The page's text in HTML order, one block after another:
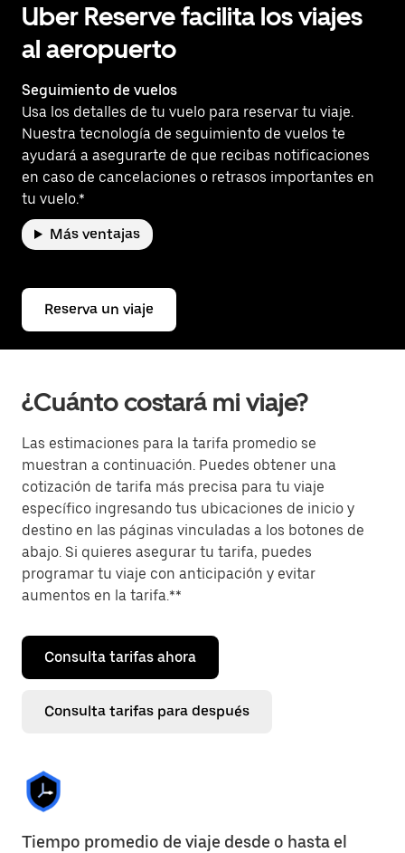
Uber Reserve facilita los viajes
al aeropuerto
Seguimiento de vuelos
Usa los detalles de tu vuelo para reservar tu viaje.
Nuestra tecnología de seguimiento de vuelos te
ayudará a asegurarte de que recibas notificaciones
en caso de cancelaciones o retrasos importantes en
tu vuelo.*
Más ventajas
Reserva un viaje
¿Cuánto costará mi viaje?
Las estimaciones para la tarifa promedio se
muestran a continuación. Puedes obtener una
cotización de tarifa más precisa para tu viaje
específico ingresando tus ubicaciones de inicio y
destino en las páginas vinculadas a los botones de
abajo. Si quieres asegurar tu tarifa, puedes
programar tu viaje con anticipación y evitar
aumentos en la tarifa.**
Consulta tarifas ahora
Consulta tarifas para después
Tiempo promedio de viaje desde o hasta el